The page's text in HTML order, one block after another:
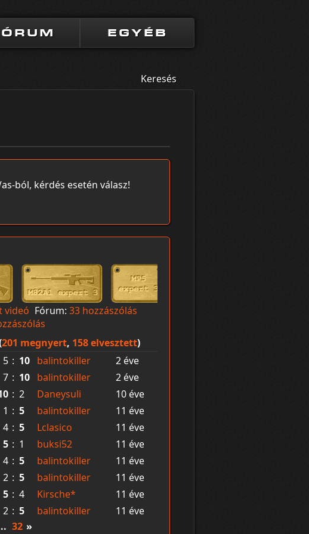
EGYÉB
Keresés
ból, kérdés esetén válasz!
videó Fórum: 33 hozzászólás
201 megnyert, 158 elvesztett)
5 : 10 balintokiller
2 éve
7 : 10 balintokiller
2 éve
: 2 Daneysuli
10 éve
1 : 5 balintokiller
11 éve
4 : 5 Lclasico
11 éve
5 : 1 buksi52
11 éve
4 : 5 balintokiller
11 éve
2 : 5 balintokiller
11 éve
5 : 4 Kirsche*
11 éve
2 : 5 balintokiller
11 éve
32 »